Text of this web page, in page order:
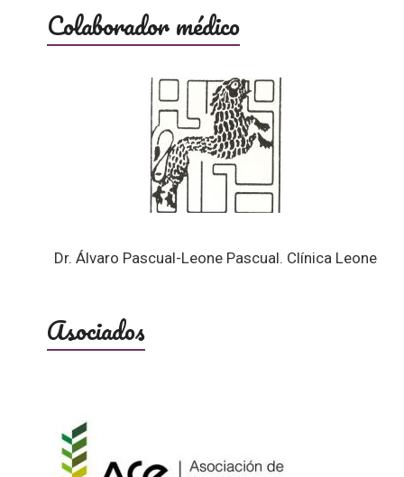
Colaborador médico
Dr. Álvaro Pascual-Leone Pascual. Clínica Leone
Asociados